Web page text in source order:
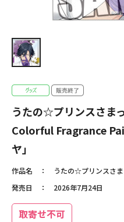
うたの☆プリンスさま
Colorful Fragrance
ヤ」
作品名
うたの☆プリンスさ
発売日
2026年7月24日
取寄せ不可